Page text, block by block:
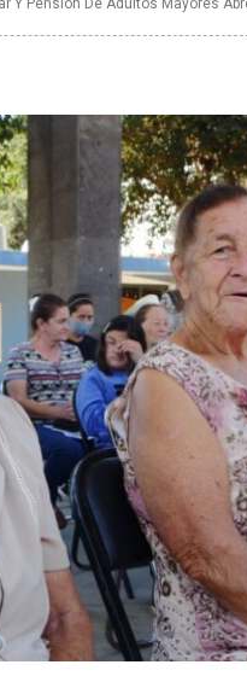
Y Pensión De Adultos Mayores